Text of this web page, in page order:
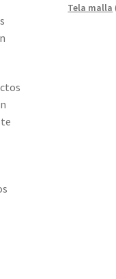
Tela malla